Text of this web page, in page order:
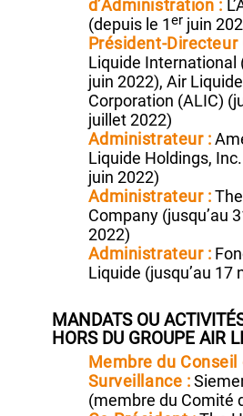
L’Air Liquide S.A.*
31 mai 2022)
Président du
d’Administration :
(depuis le 1erjuin
Président‑Directeur
Liquide International
juin 2022),Air
Corporation(ALIC)
juillet 2022)
Administrateur :
Liquide Holdings, Inc.
juin 2022)
Administrateur :
Company(jusqu’au
Administrateur :
Liquide (jusqu’au 17
MANDATS OU
HORS DU GROUPE AIR